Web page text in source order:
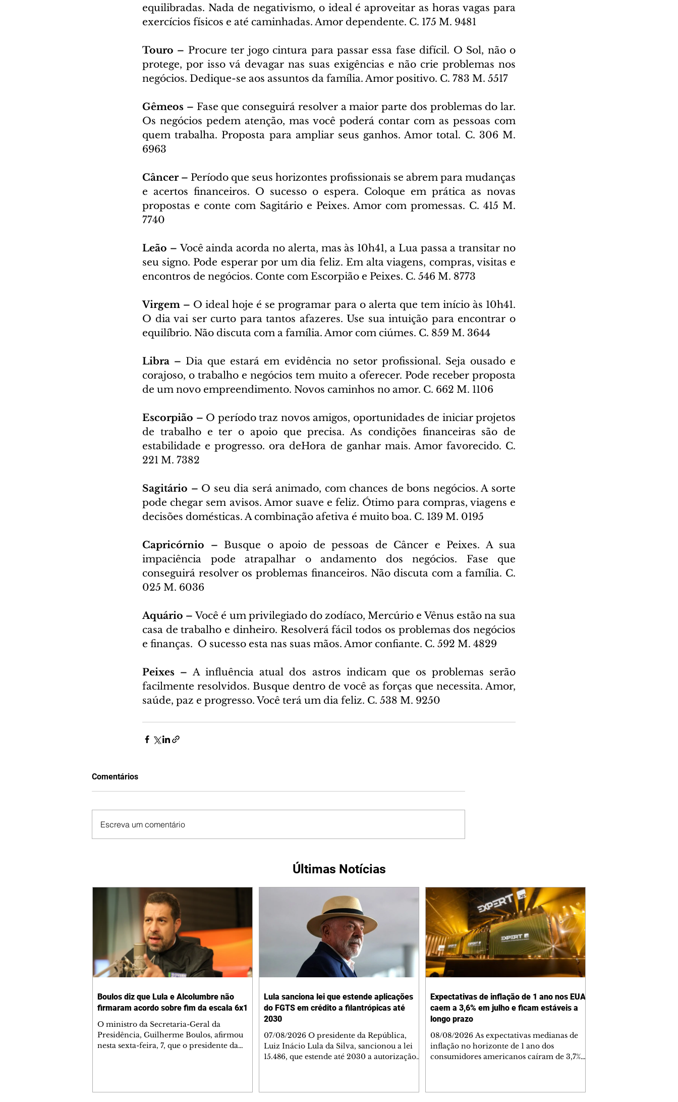
equilibradas. Nada de negativismo, o ideal é aproveitar as horas vagas para
exercícios físicos e até caminhadas. Amor dependente. C. 175 M. 9481
Touro – Procure ter jogo cintura para passar essa fase difícil. O Sol, não o
protege, por isso vá devagar nas suas exigências e não crie problemas nos
negócios. Dedique-se aos assuntos da família. Amor positivo. C. 783 M. 5517
Gêmeos – Fase que conseguirá resolver a maior parte dos problemas do lar.
Os negócios pedem atenção, mas você poderá contar com as pessoas com
quem trabalha. Proposta para ampliar seus ganhos. Amor total. C. 306 M.
6963
Câncer – Período que seus horizontes profissionais se abrem para mudanças
e acertos financeiros. O sucesso o espera. Coloque em prática as novas
propostas e conte com Sagitário e Peixes. Amor com promessas. C. 415 M.
7740
Leão – Você ainda acorda no alerta, mas às 10h41, a Lua passa a transitar no
seu signo. Pode esperar por um dia feliz. Em alta viagens, compras, visitas e
encontros de negócios. Conte com Escorpião e Peixes. C. 546 M. 8773
Virgem – O ideal hoje é se programar para o alerta que tem início às 10h41.
O dia vai ser curto para tantos afazeres. Use sua intuição para encontrar o
equilíbrio. Não discuta com a família. Amor com ciúmes. C. 859 M. 3644
Libra – Dia que estará em evidência no setor profissional. Seja ousado e
corajoso, o trabalho e negócios tem muito a oferecer. Pode receber proposta
de um novo empreendimento. Novos caminhos no amor. C. 662 M. 1106
Escorpião – O período traz novos amigos, oportunidades de iniciar projetos
de trabalho e ter o apoio que precisa. As condições financeiras são de
estabilidade e progresso. ora deHora de ganhar mais. Amor favorecido. C.
221 M. 7382
Sagitário – O seu dia será animado, com chances de bons negócios. A sorte
pode chegar sem avisos. Amor suave e feliz. Ótimo para compras, viagens e
decisões domésticas. A combinação afetiva é muito boa. C. 139 M. 0195
Capricórnio – Busque o apoio de pessoas de Câncer e Peixes. A sua
impaciência pode atrapalhar o andamento dos negócios. Fase que
conseguirá resolver os problemas financeiros. Não discuta com a família. C.
025 M. 6036
Aquário – Você é um privilegiado do zodíaco, Mercúrio e Vênus estão na sua
casa de trabalho e dinheiro. Resolverá fácil todos os problemas dos negócios
e finanças.  O sucesso esta nas suas mãos. Amor confiante. C. 592 M. 4829
Peixes – A influência atual dos astros indicam que os problemas serão
facilmente resolvidos. Busque dentro de você as forças que necessita. Amor,
saúde, paz e progresso. Você terá um dia feliz. C. 538 M. 9250
Comentários
Escreva um comentário
Últimas Notícias
Boulos diz que Lula e Alcolumbre não
firmaram acordo sobre fim da escala 6x1
O ministro da Secretaria-Geral da
Presidência, Guilherme Boulos, afirmou
nesta sexta-feira, 7, que o presidente da
Lula sanciona lei que estende aplicações
do FGTS em crédito a filantrópicas até
2030
07/08/2026 O presidente da República,
Luiz Inácio Lula da Silva, sancionou a lei
15.486, que estende até 2030 a autorização
Expectativas de inflação de 1 ano nos EUA
caem a 3,6% em julho e ficam estáveis a
longo prazo
08/08/2026 As expectativas medianas de
inflação no horizonte de 1 ano dos
consumidores americanos caíram de 3,7%